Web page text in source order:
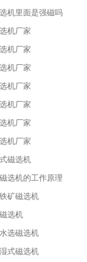
机里面是强磁吗
机厂家
机厂家
机厂家
机厂家
机厂家
机厂家
机厂家
磁选机
选机的工作原理
矿磁选机
选机
选磁选机
式磁选机